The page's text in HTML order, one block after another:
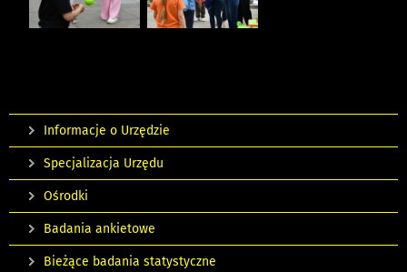
Informacje o Urzędzie
Specjalizacja Urzędu
Ośrodki
Badania ankietowe
Bieżące badania statystyczne